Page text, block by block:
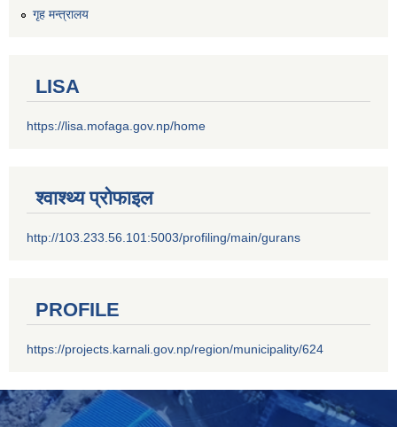
गृह मन्त्रालय
LISA
https://lisa.mofaga.gov.np/home
श्वाश्थ्य प्रोफाइल
http://103.233.56.101:5003/profiling/main/gurans
PROFILE
https://projects.karnali.gov.np/region/municipality/624